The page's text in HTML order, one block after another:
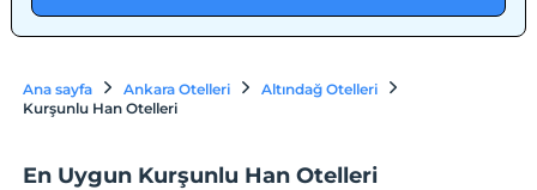
Ana sayfa Ankara Otelleri
Altındağ Otelleri
Kurşunlu Han Otelleri
En Uygun Kurşunlu Han Otelleri